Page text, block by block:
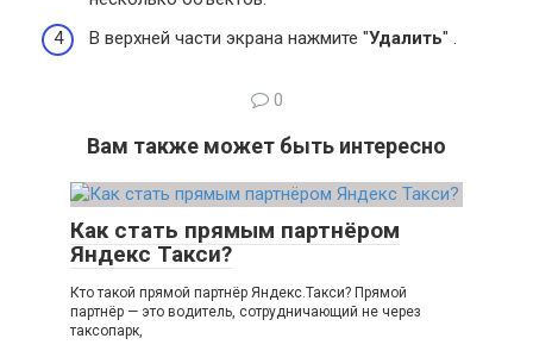
В верхней части экрана нажмите "Удалить" .
0
Вам также может быть интересно
Как стать прямым партнёром
Яндекс Такси?
Кто такой прямой партнёр Яндекс.Такси? Прямой
партнёр — это водитель, сотрудничающий не через
таксопарк,